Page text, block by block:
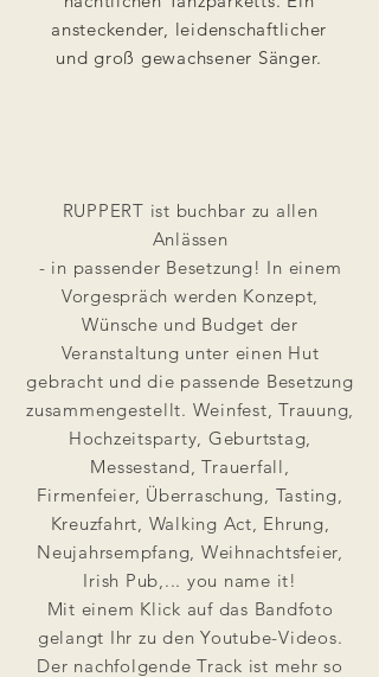
ansteckender, leidenschaftlicher
und groß gewachsener Sänger.
RUPPERT ist buchbar zu allen
Anlässen
- in passender Besetzung! In einem
Vorgespräch werden Konzept,
Wünsche und Budget der
Veranstaltung unter einen Hut
gebracht und die passende Besetzung
zusammengestellt. Weinfest, Trauung,
Hochzeitsparty, Geburtstag,
Messestand, Trauerfall,
Firmenfeier, Überraschung, Tasting,
Kreuzfahrt, Walking Act, Ehrung,
Neujahrsempfang, Weihnachtsfeier,
Irish Pub,... you name it!
Mit einem Klick auf das Bandfoto
gelangt Ihr zu den Youtube-Videos.
Der nachfolgende Track ist mehr so